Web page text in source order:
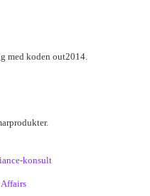
med koden out2014.
konsult